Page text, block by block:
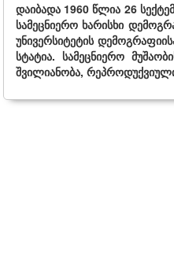
დაიბადა 1960 წლია 26
სამეცნიერო ხარისხი
უნივერსიტეტის
სტატია. სამეცნიერო
შვილიანობა,